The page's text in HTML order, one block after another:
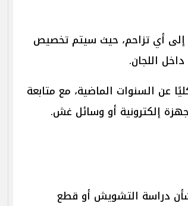
إلى أي تزاحم، حيث سيتم تخصيص
اللجان.
عن السنوات الماضية، مع متابعة
إلكترونية أو وسائل غش.
بشأن دراسة التشويش أو قطع